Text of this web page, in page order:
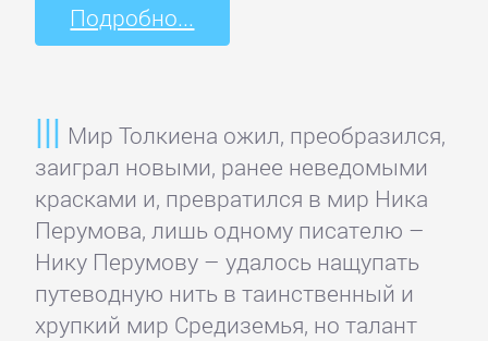
Подробно...
Мир Толкиена ожил, преобразился,
заиграл новыми, ранее неведомыми
красками и, превратился в мир Ника
Перумова, лишь одному писателю –
Нику Перумову – удалось нащупать
путеводную нить в таинственный и
хрупкий мир Средиземья, но талант